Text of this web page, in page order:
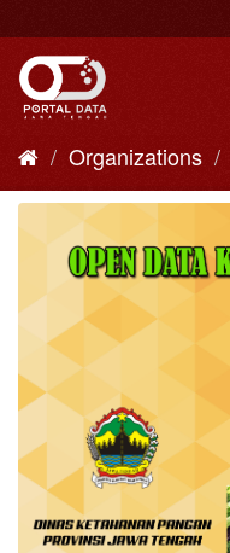
to
content
Organizations